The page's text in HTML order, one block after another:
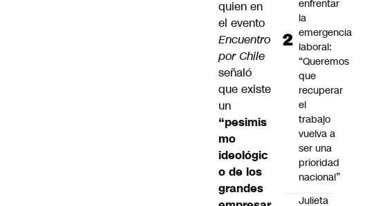
quien en
el evento
Encuentro
por Chile
señaló
que existe
un
“pesimis
mo
ideológic
o de los
grandes
enfrentar
la
emergencia
laboral:
“Queremos
que
recuperar
el
trabajo
vuelva a
ser una
prioridad
nacional”
Julieta